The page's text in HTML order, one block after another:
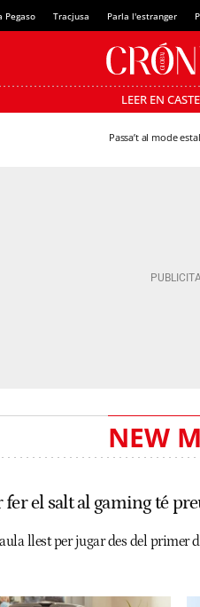
Pegaso Tracjusa Parla l'estranger
LEER EN
Passa’t al mode
NEW
fer el salt al gaming té
llest per jugar des del primer